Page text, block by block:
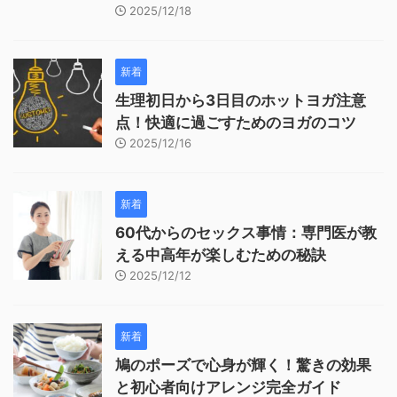
2025/12/18
新着
生理初日から3日目のホットヨガ注意
点！快適に過ごすためのヨガのコツ
2025/12/16
新着
60代からのセックス事情：専門医が教
える中高年が楽しむための秘訣
2025/12/12
新着
鳩のポーズで心身が輝く！驚きの効果
と初心者向けアレンジ完全ガイド